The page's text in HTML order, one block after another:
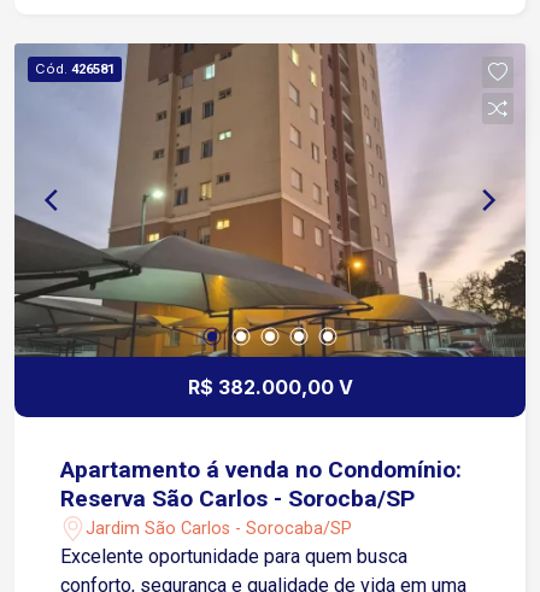
Cód. 426581
R$ 382.000,00 V
Apartamento á venda no Condomínio:
Reserva São Carlos - Sorocba/SP
Jardim São Carlos - Sorocaba/SP
Excelente oportunidade para quem busca
conforto, segurança e qualidade de vida em uma